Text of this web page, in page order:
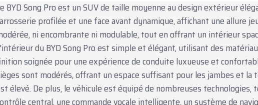
BYD Song Pro est un SUV de taille moyenne au design extérieur
profilée et une face avant dynamique, affichant une allure
ni encombrante ni modulable, tout en offrant un intérieur
du BYD Song Pro est simple et élégant, utilisant des
soignée pour une expérience de conduite luxueuse et
sont modérés, offrant un espace suffisant pour les jambes et
élevé. De plus, le véhicule est équipé de nombreuses technologies,
central, une commande vocale intelligente, un système de